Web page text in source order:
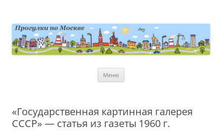
Меню
«Государственная картинная галерея
СССР» — статья из газеты 1960 г.